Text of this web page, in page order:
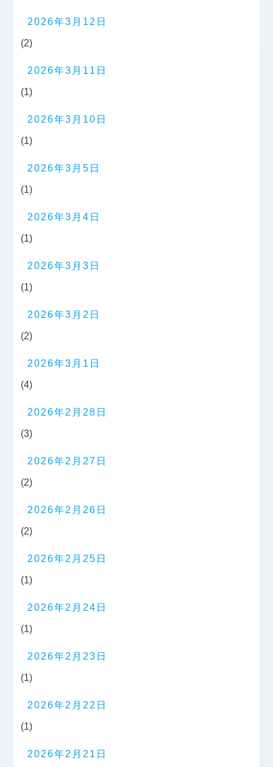
2026年3月12日
(2)
2026年3月11日
(1)
2026年3月10日
(1)
2026年3月5日
(1)
2026年3月4日
(1)
2026年3月3日
(1)
2026年3月2日
(2)
2026年3月1日
(4)
2026年2月28日
(3)
2026年2月27日
(2)
2026年2月26日
(2)
2026年2月25日
(1)
2026年2月24日
(1)
2026年2月23日
(1)
2026年2月22日
(1)
2026年2月21日